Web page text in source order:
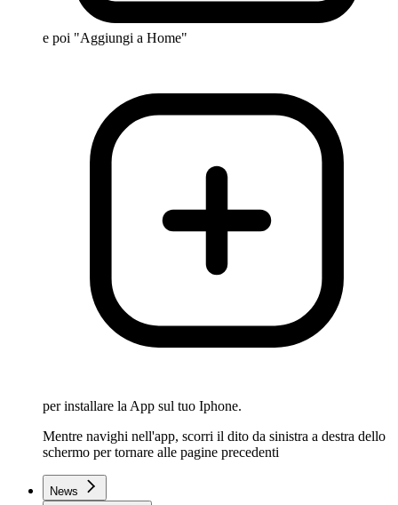
e poi "Aggiungi a Home"
per installare la App sul tuo Iphone.
Mentre navighi nell'app, scorri il dito da sinistra a destra dello
schermo per tornare alle pagine precedenti
News